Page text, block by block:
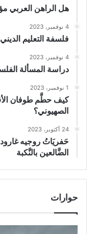
هل الراهن العربي
4 نوفمبر، 2023
فلسفة التعليم
4 نوفمبر، 2023
دراسة المسألة
1 نوفمبر، 2023
كيف حطَّم طوفان
الصهيوني؟
24 أكتوبر، 2023
حَفريَاتُ روجيه
الضَّالعين بالنَّكبة
حوارات